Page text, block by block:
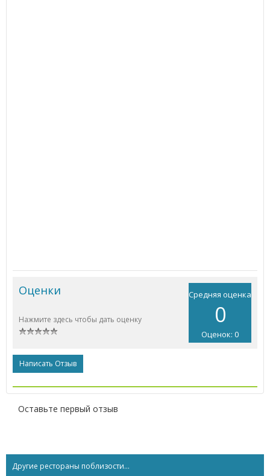
Средняя оценка
0
Оценок: 0
Оценки
Нажмите здесь чтобы дать оценку
Написать Отзыв
Оставьте первый отзыв
Другие рестораны поблизости...